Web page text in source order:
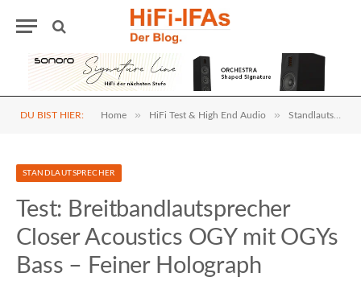
DU BIST HIER: Home » HiFi Test & High End Audio » Standlautsprecher
STANDLAUTSPRECHER
Test: Breitbandlautsprecher
Closer Acoustics OGY mit OGYs
Bass – Feiner Holograph